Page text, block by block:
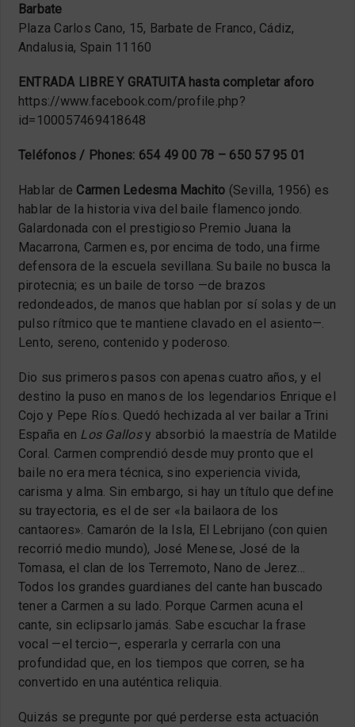
Barbate
Plaza Carlos Cano, 15, Barbate de Franco, Cádiz,
Andalusia, Spain 11160
ENTRADA LIBRE Y GRATUITA hasta completar aforo
https://www.facebook.com/profile.php?
id=100057469418648
Teléfonos / Phones: 654 49 00 78 – 650 57 95 01
Hablar de Carmen Ledesma Machito (Sevilla, 1956) es
hablar de la historia viva del baile flamenco jondo.
Galardonada con el prestigioso Premio Juana la
Macarrona, Carmen es, por encima de todo, una firme
defensora de la escuela sevillana. Su baile no busca la
pirotecnia; es un baile de torso —de brazos
redondeados, de manos que hablan por sí solas y de un
pulso rítmico que te mantiene clavado en el asiento—.
Lento, sereno, contenido y poderoso.
Dio sus primeros pasos con apenas cuatro años, y el
destino la puso en manos de los legendarios Enrique el
Cojo y Pepe Ríos. Quedó hechizada al ver bailar a Trini
España en Los Gallosy absorbió la maestría de Matilde
Coral. Carmen comprendió desde muy pronto que el
baile no era mera técnica, sino experiencia vivida,
carisma y alma. Sin embargo, si hay un título que define
su trayectoria, es el de ser «la bailaora de los
cantaores». Camarón de la Isla, El Lebrijano (con quien
recorrió medio mundo), José Menese, José de la
Tomasa, el clan de los Terremoto, Nano de Jerez…
Todos los grandes guardianes del cante han buscado
tener a Carmen a su lado. Porque Carmen acuna el
cante, sin eclipsarlo jamás. Sabe escuchar la frase
vocal —el tercio—, esperarla y cerrarla con una
profundidad que, en los tiempos que corren, se ha
convertido en una auténtica reliquia.
Quizás se pregunte por qué perderse esta actuación